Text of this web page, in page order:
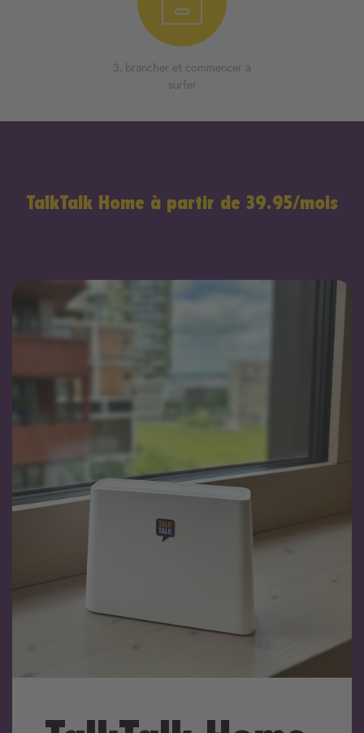
3. brancher et commencer à
surfer
TalkTalk Home à partir de 39.95/mois